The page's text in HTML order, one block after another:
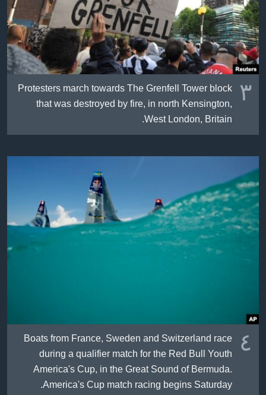
٣ Protesters march towards The Grenfell Tower block
that was destroyed by fire, in north Kensington,
West London, Britain.
٤ Boats from France, Sweden and Switzerland race
during a qualifier match for the Red Bull Youth
America's Cup, in the Great Sound of Bermuda.
America's Cup match racing begins Saturday.